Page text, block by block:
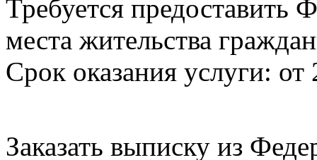
Требуется
места жительства
Срок оказания услуги: от
Заказать выписку из